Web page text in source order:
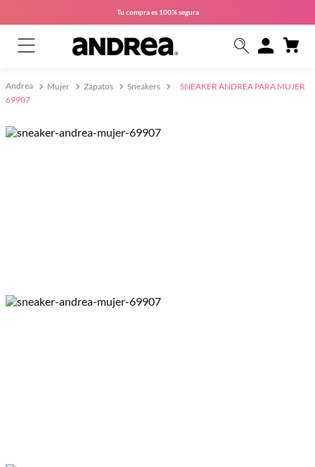
Tu compra es 100% segura
Mujer Zapatos Sneakers
SNEAKER ANDREA PARA MUJER
69907